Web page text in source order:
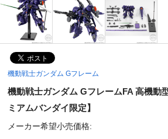
機動戦士ガンダム Gフレーム
機動戦士ガンダム GフレームFA 高機動
ミアムバンダイ限定】
メーカー希望小売価格: